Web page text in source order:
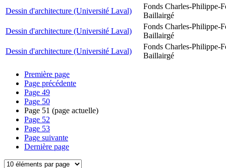
Dessin d'architecture (Université Laval)
Fonds Charles-Philippe-
Baillairgé
Dessin d'architecture (Université Laval)
Fonds Charles-Philippe-
Baillairgé
Dessin d'architecture (Université Laval)
Fonds Charles-Philippe-
Baillairgé
Première page
Page précédente
Page 49
Page 50
Page 51 (page actuelle)
Page 52
Page 53
Page suivante
Dernière page